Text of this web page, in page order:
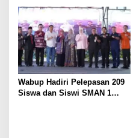
Karir Jabatan Struktural
Eselon III
Wabup Hadiri Pelepasan 209
Siswa dan Siswi SMAN 1